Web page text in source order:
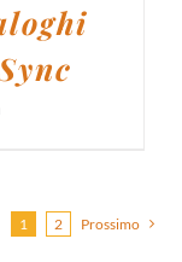
1 2 Prossimo